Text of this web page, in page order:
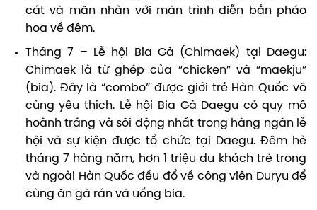
cát và mãn nhàn với màn trình diễn bắn pháo
hoa về đêm.
Tháng 7 – Lễ hội Bia Gà (Chimaek) tại Daegu:
Chimaek là từ ghép của “chicken” và “maekju”
(bia). Đây là “combo” được giới trẻ Hàn Quốc vô
cùng yêu thích. Lễ hội Bia Gà Daegu có quy mô
hoành tráng và sôi động nhất trong hàng ngàn lễ
hội và sự kiện được tổ chức tại Daegu. Đêm hè
tháng 7 hàng năm, hơn 1 triệu du khách trẻ trong
và ngoài Hàn Quốc đều đổ về công viên Duryu để
cùng ăn gà rán và uống bia.